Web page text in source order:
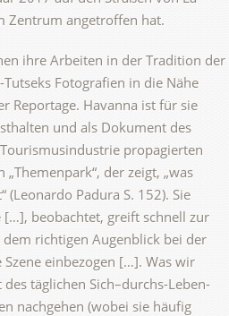
Zentrum angetroffen hat.
ihre Arbeiten in der Tradition der
Fotografien in die Nähe
Reportage. Havanna ist für sie
und als Dokument des
propagierten
der zeigt, „was
Padura S. 152). Sie
beobachtet, greift schnell zur
richtigen Augenblick bei der
einbezogen […]. Was wir
täglichen Sich–durchs-Leben-
nachgehen (wobei sie häufig